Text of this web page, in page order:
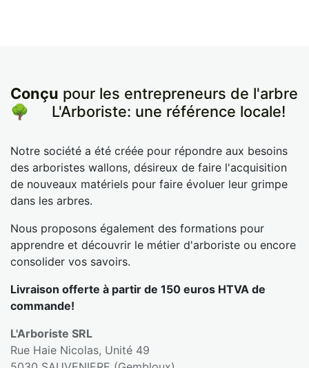
Conçu pour les entrepreneurs de l'arbre
🌳
​L'Arboriste: une référence locale!
Notre société a été créée pour répondre aux besoins
des arboristes wallons, désireux de faire l'acquisition
de nouveaux matériels pour faire évoluer leur grimpe
dans les arbres.
Nous proposons également des formations pour
apprendre et découvrir le métier d'arboriste ou encore
consolider vos savoirs.
Livraison offerte à partir de 150 euros HTVA de
commande!
L'Arboriste SRL
Rue Haie Nicolas, Unité 49